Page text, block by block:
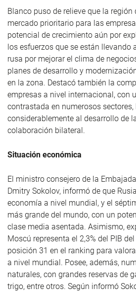
Blanco puso de relieve que la región
mercado prioritario para las
potencial de crecimiento aún por
los esfuerzos que se están llevando
rusa por mejorar el clima de
planes de desarrollo y
en la zona. Destacó también la
empresas a nivel internacional, con
contrastada en numerosos
considerablemente al desarrollo de
colaboración bilateral.
Situación económica
El ministro consejero de la
Dmitry Sokolov, informó de que
economía a nivel mundial, y el
más grande del mundo, con un
clase media asentada. Asimismo,
Moscú representa el 2,3% del PIB
posición 31 en el ranking para
a nivel mundial. Posee, además,
naturales, con grandes reservas de
trigo, entre otros. Según informó